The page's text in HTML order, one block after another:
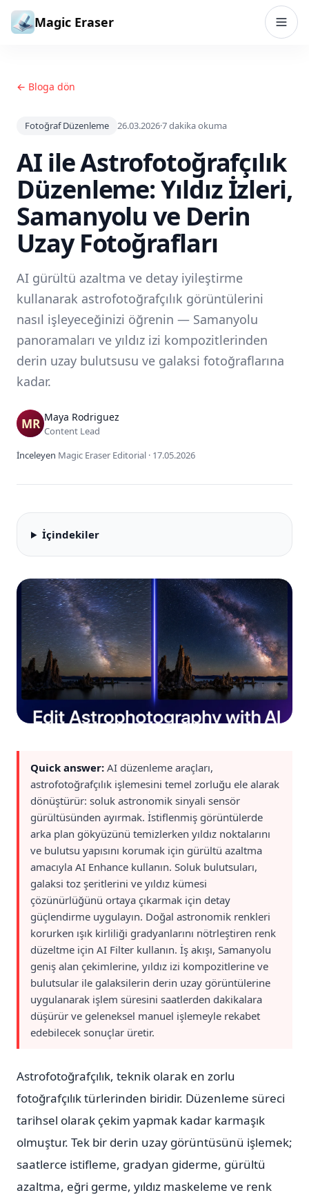
İçeriğe geç
Magic Eraser
← Bloga dön
Fotoğraf Düzenleme 26.03.2026·7dakika okuma
AI ile Astrofotoğrafçılık
Düzenleme: Yıldız İzleri,
Samanyolu ve Derin
Uzay Fotoğrafları
AI gürültü azaltma ve detay iyileştirme
kullanarak astrofotoğrafçılık görüntülerini
nasıl işleyeceğinizi öğrenin — Samanyolu
panoramaları ve yıldız izi kompozitlerinden
derin uzay bulutsusu ve galaksi fotoğraflarına
kadar.
Maya Rodriguez
Content Lead
İnceleyen Magic Eraser Editorial · 17.05.2026
İçindekiler
Quick answer: AI düzenleme araçları,
astrofotoğrafçılık işlemesini temel zorluğu ele alarak
dönüştürür: soluk astronomik sinyali sensör
gürültüsünden ayırmak. İstiflenmiş görüntülerde
arka plan gökyüzünü temizlerken yıldız noktalarını
ve bulutsu yapısını korumak için gürültü azaltma
amacıyla AI Enhance kullanın. Soluk bulutsuları,
galaksi toz şeritlerini ve yıldız kümesi
çözünürlüğünü ortaya çıkarmak için detay
güçlendirme uygulayın. Doğal astronomik renkleri
korurken ışık kirliliği gradyanlarını nötrleştiren renk
düzeltme için AI Filter kullanın. İş akışı, Samanyolu
geniş alan çekimlerine, yıldız izi kompozitlerine ve
bulutsular ile galaksilerin derin uzay görüntülerine
uygulanarak işlem süresini saatlerden dakikalara
düşürür ve geleneksel manuel işlemeyle rekabet
edebilecek sonuçlar üretir.
Astrofotoğrafçılık, teknik olarak en zorlu
fotoğrafçılık türlerinden biridir. Düzenleme süreci
tarihsel olarak çekim yapmak kadar karmaşık
olmuştur. Tek bir derin uzay görüntüsünü işlemek;
saatlerce istifleme, gradyan giderme, gürültü
azaltma, eğri germe, yıldız maskeleme ve renk